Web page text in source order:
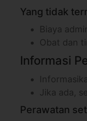
Yang tidak
Biaya
Obat dan
Informasi
Jika ada,
Perawatan